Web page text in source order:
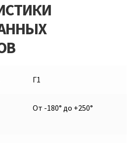
Г1
От -180° до +250°